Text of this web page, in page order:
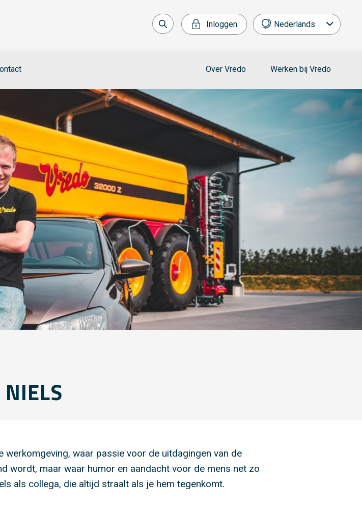
Inloggen Nederlands
Français
Over Vredo Werken bij Vredo
waar passie voor de uitdagingen van de
wordt, maar waar humor en aandacht voor de mens net zo
als collega, die altijd straalt als je hem tegenkomt.